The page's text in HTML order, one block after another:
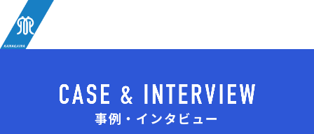
事例・インタビュー